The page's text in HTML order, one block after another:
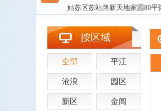
姑苏区苏站路新天地家园80平
按区域
全部 平江
沧浪 园区
新区 金阊